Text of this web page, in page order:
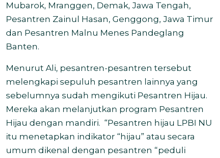
Mubarok, Mranggen, Demak, Jawa Tengah,
Pesantren Zainul Hasan, Genggong, Jawa Timur
dan Pesantren Malnu Menes Pandeglang
Banten.
Menurut Ali, pesantren-pesantren tersebut
melengkapi sepuluh pesantren lainnya yang
sebelumnya sudah mengikuti Pesantren Hijau.
Mereka akan melanjutkan program Pesantren
Hijau dengan mandiri. “Pesantren hijau LPBI NU
itu menetapkan indikator “hijau” atau secara
umum dikenal dengan pesantren “peduli